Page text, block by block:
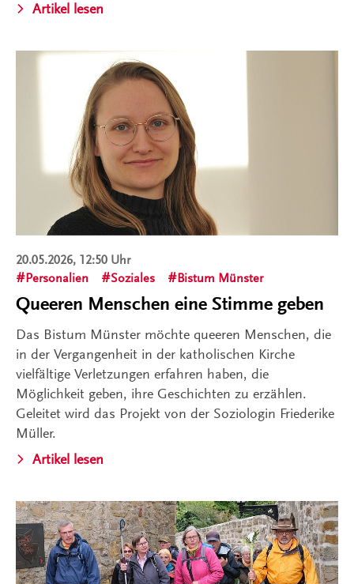
Artikel lesen
20.05.2026, 12:50 Uhr
Personalien
Soziales Bistum Münster
Queeren Menschen eine Stimme geben
Das Bistum Münster möchte queeren Menschen, die
in der Vergangenheit in der katholischen Kirche
vielfältige Verletzungen erfahren haben, die
Möglichkeit geben, ihre Geschichten zu erzählen.
Geleitet wird das Projekt von der Soziologin Friederike
Müller.
Artikel lesen